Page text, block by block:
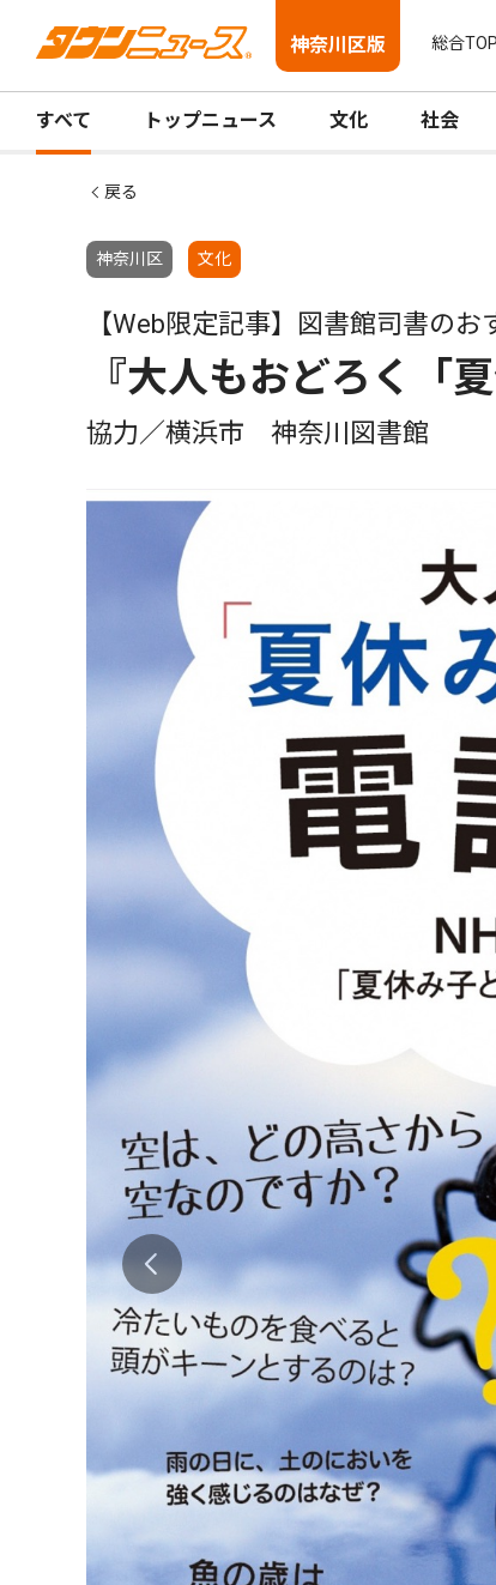
神奈川区版 総合
すべて トップニュース 文化 社会
戻る
神奈川区 文化
【Web限定記事】図書館司書のお
『大人もおどろく「
協力／横浜市 神奈川図書館